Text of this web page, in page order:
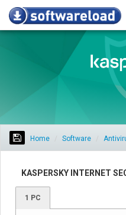
Home Software
KASPERSKY INTERNET
1 PC